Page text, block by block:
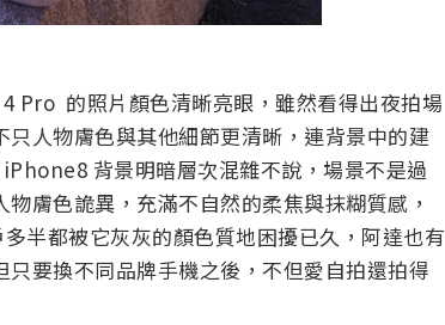
Pro 的照片顏色清晰亮眼，雖然看得出夜拍場
人物膚色與其他細節更清晰，連背景中的建
背景明暗層次混雜不說，場景不是過
膚色詭異，充滿不自然的柔焦與抹糊質感，
半都被它灰灰的顏色質地困擾已久，阿達也有
要換不同品牌手機之後，不但愛自拍還拍得